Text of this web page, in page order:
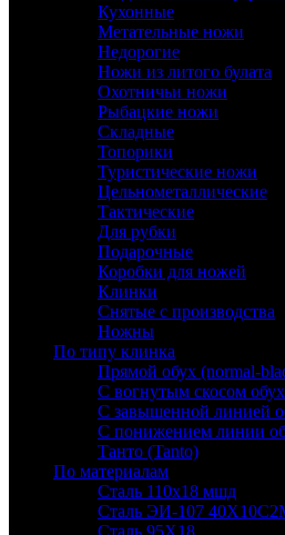
Кухонные
Метательные ножи
Недорогие
Ножи из литого булата
Охотничьи ножи
Рыбацкие ножи
Складные
Топорики
Туристические ножи
Цельнометаллические
Тактические
Для рубки
Подарочные
Коробки для ножей
Клинки
Снятые с производства
Ножны
По типу клинка
Прямой обух (normal-
С вогнутым скосом
С завышенной линией
С понижением линии
Танто (Tanto)
По материалам
Сталь 110х18 мшд
Сталь ЭИ-107
Сталь 95Х18